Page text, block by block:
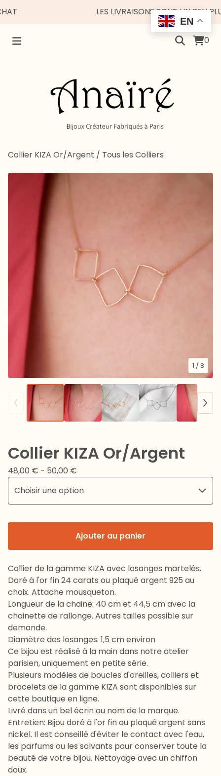
LES LIVRAISONS SONT UN PEU
0
Collier KIZA Or/Argent / Tous les Colliers
1 / 8
Collier KIZA Or/Argent
48,00 € - 50,00 €
Ajouter au panier
Collier de la gamme KIZA avec losanges martelés.
Doré à l'or fin 24 carats ou plaqué argent 925 au
choix. Attache mousqueton.
Longueur de la chaine: 40 cm et 44,5 cm avec la
chainette de rallonge. Autres tailles possible sur
demande.
Diamètre des losanges: 1,5 cm environ
Ce bijou est réalisé à la main dans notre atelier
parisien, uniquement en petite série.
Plusieurs modèles de boucles d'oreilles, colliers et
bracelets de la gamme KIZA sont disponibles sur
cette boutique en ligne.
Livré dans un bel écrin au nom de la marque.
Entretien: Bijou doré à l'or fin ou plaqué argent sans
nickel. Il est conseillé d'éviter le contact avec l'eau,
les parfums ou les solvants pour conserver toute la
beauté de votre bijou. Nettoyage avec un chiffon
doux.
EN